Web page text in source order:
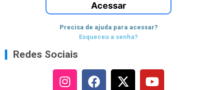
Acessar
Precisa de ajuda para acessar?
Esqueceu a senha?
Redes Sociais